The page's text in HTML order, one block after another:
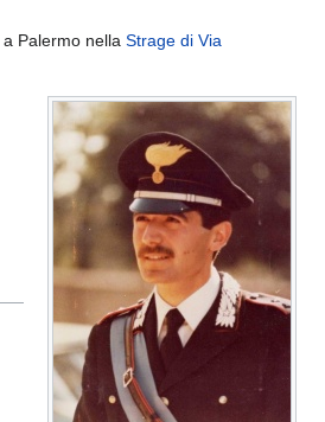
a Palermo nella Strage di Via